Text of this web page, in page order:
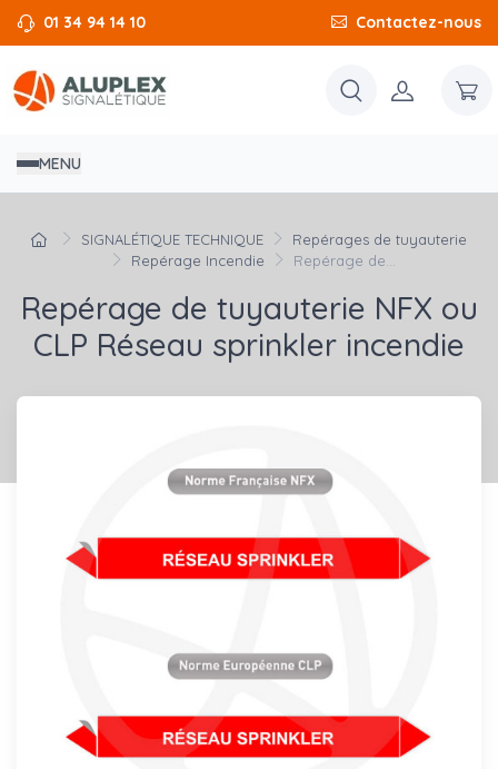
01 34 94 14 10 Contactez-nous
MENU
SIGNALÉTIQUE TECHNIQUE
Repérages de tuyauterie
Repérage Incendie
Repérage de...
Repérage de tuyauterie NFX ou
CLP Réseau sprinkler incendie